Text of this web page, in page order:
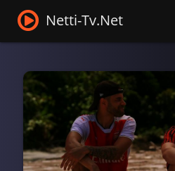
Netti-Tv.Net